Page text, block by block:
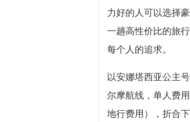
力好的人可以选择
一趟高性价比的旅
每个人的追求。
以安娜塔西亚公主
尔摩航线，单人费
地行费用），折合